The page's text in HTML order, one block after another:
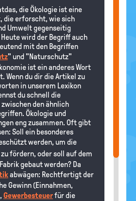
die Ökologie ist eine
die erforscht, wie sich
Umwelt gegenseitig
wird der Begriff auch
mit den Begriffen
" und "Naturschutz"
ist ein anderes Wort
Wenn du dir die Artikel zu
in unserem Lexikon
du schnell die
den ähnlich
Ökologie und
eng zusammen. Oft gibt
Soll ein besonderes
werden, um die
zu fördern, oder soll auf dem
gebaut werden? Da
abwägen: Rechtfertigt der
Gewinn (Einnahmen,
Gewerbesteuerfür die